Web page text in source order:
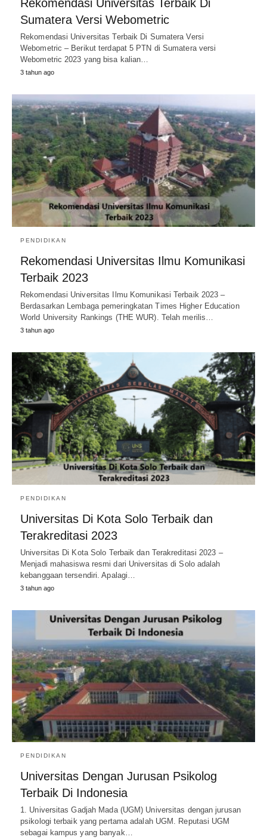
Rekomendasi Universitas Terbaik Di
Sumatera Versi Webometric
Rekomendasi Universitas Terbaik Di Sumatera Versi
Webometric – Berikut terdapat 5 PTN di Sumatera versi
Webometric 2023 yang bisa kalian…
3 tahun ago
PENDIDIKAN
Rekomendasi Universitas Ilmu Komunikasi
Terbaik 2023
Rekomendasi Universitas Ilmu Komunikasi Terbaik 2023 –
Berdasarkan Lembaga pemeringkatan Times Higher Education
World University Rankings (THE WUR). Telah merilis…
3 tahun ago
PENDIDIKAN
Universitas Di Kota Solo Terbaik dan
Terakreditasi 2023
Universitas Di Kota Solo Terbaik dan Terakreditasi 2023 –
Menjadi mahasiswa resmi dari Universitas di Solo adalah
kebanggaan tersendiri. Apalagi…
3 tahun ago
PENDIDIKAN
Universitas Dengan Jurusan Psikolog
Terbaik Di Indonesia
1. Universitas Gadjah Mada (UGM) Universitas dengan jurusan
psikologi terbaik yang pertama adalah UGM. Reputasi UGM
sebagai kampus yang banyak…